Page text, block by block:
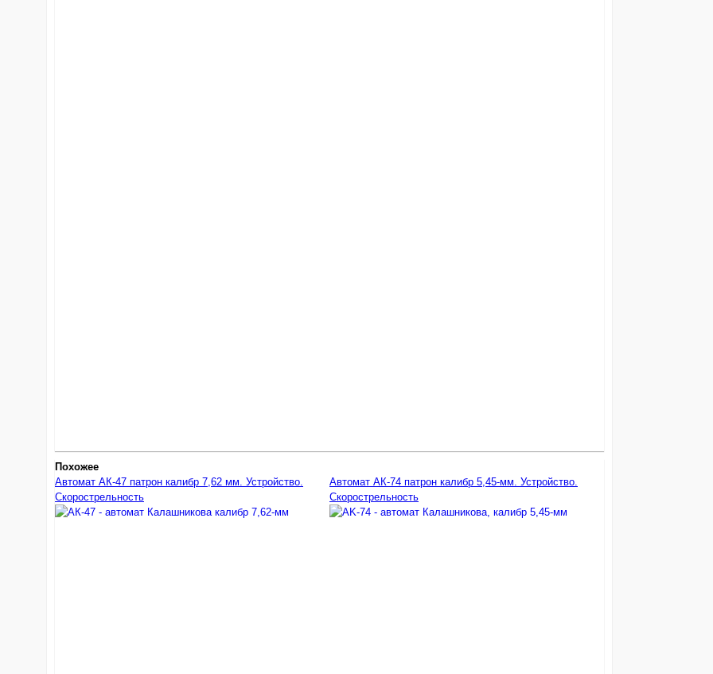
Похожее
Автомат АК-47 патрон калибр 7,62 мм. Устройство.
Скорострельность
Автомат АК-74 патрон калибр 5,45-мм. Устройство.
Скорострельность